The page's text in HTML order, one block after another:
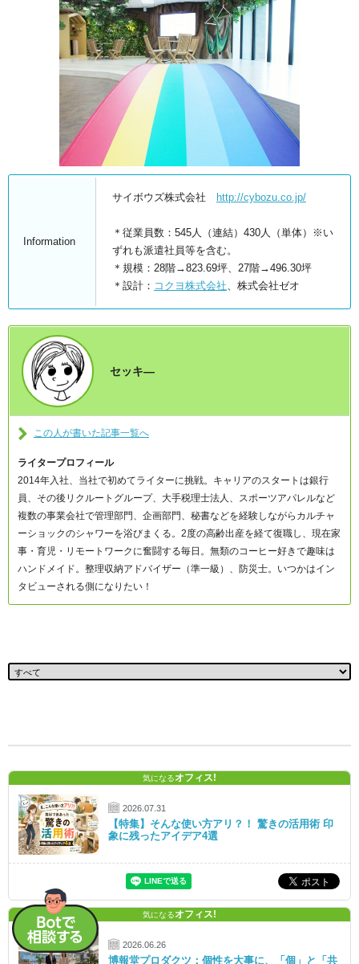
Information
サイボウズ株式会社 http://cybozu.co.jp/
＊従業員数：545人（連結）430人（単体）※い
ずれも派遣社員等を含む。
＊規模：28階→823.69坪、27階→496.30坪
＊設計： コクヨ株式会社、株式会社ゼオ
セッキ―
この人が書いた記事一覧へ
ライタープロフィール
2014年入社、当社で初めてライターに挑戦。キャリアのスタートは銀行
員、その後リクルートグループ、大手税理士法人、スポーツアパレルなど
複数の事業会社で管理部門、企画部門、秘書などを経験しながらカルチャ
ーショックのシャワーを浴びまくる。2度の高齢出産を経て復職し、現在家
事・育児・リモートワークに奮闘する毎日。無類のコーヒー好きで趣味は
ハンドメイド。整理収納アドバイザー（準一級）、防災士。いつかはイン
タビューされる側になりたい！
気になるオフィス!
2026.07.31
【特集】そんな使い方アリ？！ 驚きの活用術 印
象に残ったアイデア4選
気になるオフィス!
2026.06.26
博報堂プロダクツ：個性を大事に、「個」と「共